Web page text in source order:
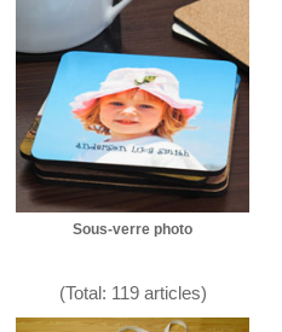
Sous-verre photo
(Total: 119 articles)